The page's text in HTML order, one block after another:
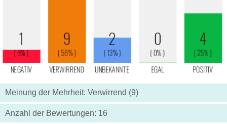
Meinung der Mehrheit: Verwirrend (9)
Anzahl der Bewertungen: 16